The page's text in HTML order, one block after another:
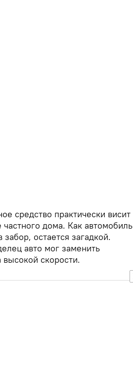
средство практически висит
дома. Как автомобиль
остается загадкой.
авто мог заменить
скорости.